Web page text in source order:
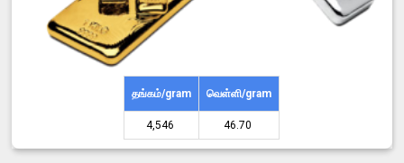
தங்கம்/gram வெள்ளி/gram
4,546 ₹ 46.70 ₹